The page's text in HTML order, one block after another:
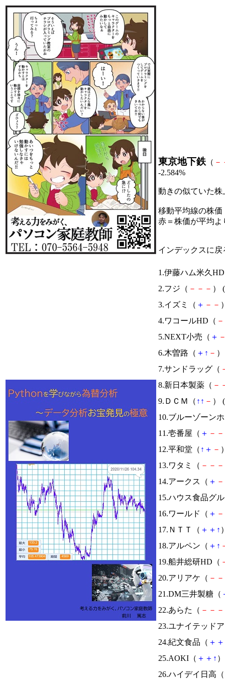
東京地下鉄 （ －
-2.584%
動きの似ていた
移動平均線の株価
赤＝株価が平均
インデックスに戻
1.伊藤ハム米久
2.フジ（ － － － ） (
3.イズミ（ ＋ － －
4.ワコールHD（ －
5.NEXT小売（ ＋
6.木曽路（ ＋ ↑ －
7.サンドラッグ（
8.新日本製薬（ －
9.ＤＣＭ（ ↑ ↑ － ） (
10.ブルーゾーン
11.壱番屋（ ＋ － －
12.平和堂（ ↑ ＋ －
13.ワタミ（ － － －
14.アークス（ ＋ －
15.ハウス食品グ
16.ワールド（ ＋ －
17.ＮＴＴ（ ＋ ＋ ↑
18.アルペン（ ＋ ↑
19.船井総研HD（
20.アリアケ（ － －
21.DM三井製糖（
22.あらた（ － － －
23.ユナイテッド
24.紀文食品（ ＋ ＋
25.AOKI（ ＋ ＋ ↑
26.ハイデイ日高（